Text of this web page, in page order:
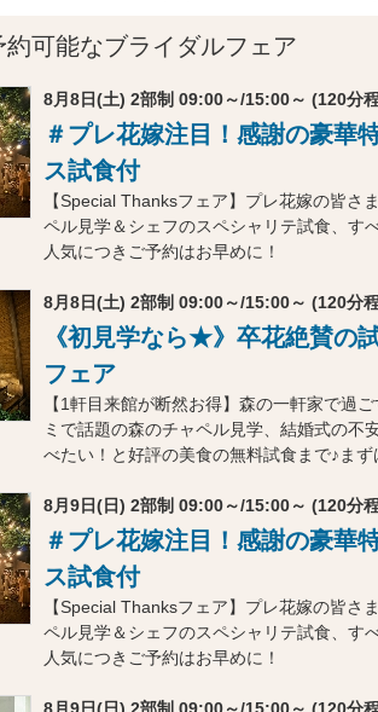
可能なブライダルフェア
8月8日(土) 2部制 09:00～/15:00～ (120分
＃プレ花嫁注目！感謝の豪華
ス試食付
【Special Thanksフェア】プレ花嫁の皆さ
ペル見学＆シェフのスペシャリテ試食、す
人気につきご予約はお早めに！
8月8日(土) 2部制 09:00～/15:00～ (120分
《初見学なら★》卒花絶賛の
フェア
【1軒目来館が断然お得】森の一軒家で過
ミで話題の森のチャペル見学、結婚式の不
べたい！と好評の美食の無料試食まで♪まず
8月9日(日) 2部制 09:00～/15:00～ (120分
＃プレ花嫁注目！感謝の豪華
ス試食付
【Special Thanksフェア】プレ花嫁の皆さ
ペル見学＆シェフのスペシャリテ試食、す
人気につきご予約はお早めに！
8月9日(日) 2部制 09:00～/15:00～ (120分